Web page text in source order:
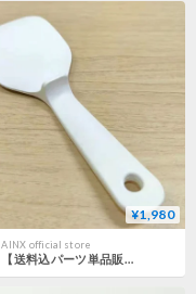
¥1,980
AINX official store
【送料込パーツ単品販売】AINX アイネクス Smart Rice Cooker 炊飯器 専用しゃもじ